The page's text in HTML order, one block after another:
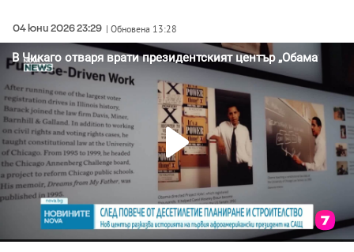
04 юни 2026 23:29 | Обновена 13:28